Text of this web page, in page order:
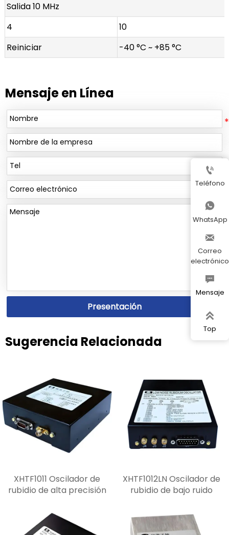
Salida 10 MHz
4
10
Reiniciar
-40 °C ~ +85 °C
Mensaje en Línea
Presentación
Sugerencia Relacionada
XHTF1011 Oscilador de
rubidio de alta precisión
XHTF1012LN Oscilador de
rubidio de bajo ruido

Teléfono

WhatsApp

Correo
electrónico

Mensaje

Top